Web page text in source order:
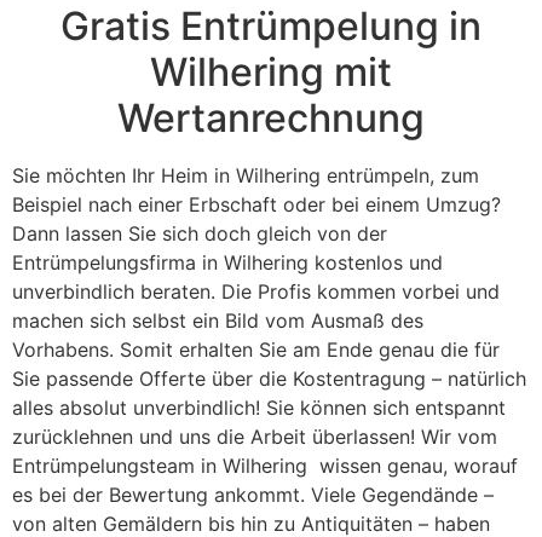
Gratis Entrümpelung in
Wilhering mit
Wertanrechnung
Sie möchten Ihr Heim in Wilhering entrümpeln, zum
Beispiel nach einer Erbschaft oder bei einem Umzug?
Dann lassen Sie sich doch gleich von der
Entrümpelungsfirma in Wilhering kostenlos und
unverbindlich beraten. Die Profis kommen vorbei und
machen sich selbst ein Bild vom Ausmaß des
Vorhabens. Somit erhalten Sie am Ende genau die für
Sie passende Offerte über die Kostentragung – natürlich
alles absolut unverbindlich! Sie können sich entspannt
zurücklehnen und uns die Arbeit überlassen! Wir vom
Entrümpelungsteam in Wilhering wissen genau, worauf
es bei der Bewertung ankommt. Viele Gegendände –
von alten Gemäldern bis hin zu Antiquitäten – haben